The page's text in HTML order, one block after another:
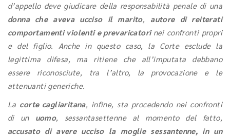
d’appello deve giudicare della responsabilità penale di una
donna che aveva ucciso il marito, autore di reiterati
comportamenti violenti e prevaricatori nei confronti propri
e del figlio. Anche in questo caso, la Corte esclude la
legittima difesa, ma ritiene che all’imputata debbano
essere riconosciute, tra l’altro, la provocazione e le
attenuanti generiche.
La corte cagliaritana, infine, sta procedendo nei confronti
di un uomo, sessantasettenne al momento del fatto,
accusato di avere ucciso la moglie sessantenne, in un